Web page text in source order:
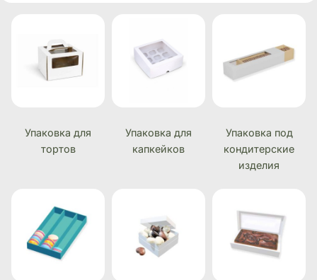
Упаковка для
тортов
Упаковка для
капкейков
Упаковка под
кондитерские
изделия